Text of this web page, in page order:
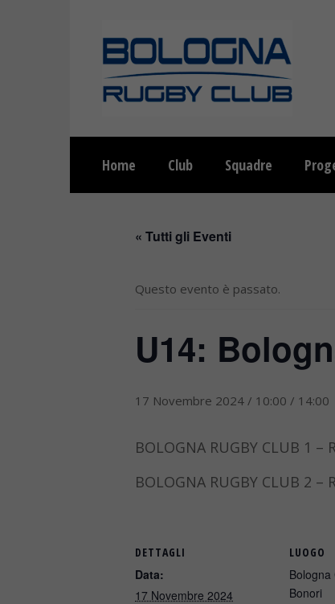
Home Club Squadre
« Tutti gli Eventi
Questo evento è passato.
U14:
17 Novembre 2024 / 10:00 / 14:00
BOLOGNA RUGBY CLUB 1 –
BOLOGNA RUGBY CLUB 2 –
DETTAGLI
Data:
17 Novembre 2024
LUOGO
Bologna
Bonori